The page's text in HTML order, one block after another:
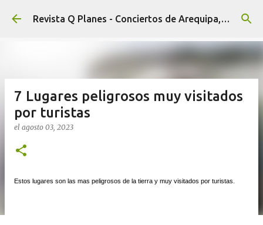
Ir al contenido principal Revista Q Planes - Conciertos de Arequipa, fiestas, eventos y Cultura
7 Lugares peligrosos muy visitados
por turistas
el agosto 03, 2023
Estos lugares son las mas peligrosos de la tierra y muy visitados por turistas.